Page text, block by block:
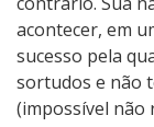
acontecer, em
sucesso pela
sortudos e não
(impossível não